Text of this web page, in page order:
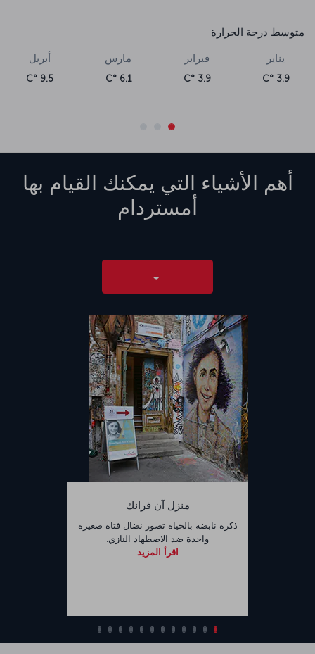
متوسط درجة الحرارة
يناير
3.9 °C
فبراير
3.9 °C
مارس
6.1 °C
أبريل
9.5 °C
أهم الأشياء التي يمكنك القيام بها
أمستردام
منزل آن فرانك
ذكرة نابضة بالحياة تصور نضال فتاة صغيرة
واحدة ضد الاضطهاد النازي.
اقرأ المزيد